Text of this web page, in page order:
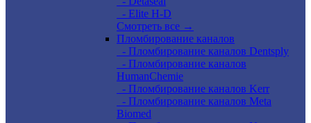
- Elite H-D
Смотреть все →
Пломбирование каналов
- Пломбирование каналов Dentsply
- Пломбирование каналов
HumanChemie
- Пломбирование каналов Kerr
- Пломбирование каналов Meta
Biomed